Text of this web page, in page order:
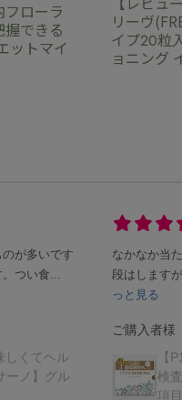
フローラ
できる
ットマイ
リーヴ
イプ20粒
ョニング
が多いです
つい食...
しくてヘル
ーノ】グル
なかなか当
段はします
っと見る
ご購入者様
【
検
項